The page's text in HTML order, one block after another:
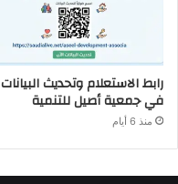
رابط الاستعلام وتحديث البيانات
في جمعية أصيل للتنمية
منذ 6 أيام